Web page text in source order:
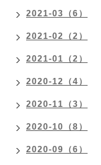
2021-03（6）
2021-02（2）
2021-01（2）
2020-12（4）
2020-11（3）
2020-10（8）
2020-09（6）